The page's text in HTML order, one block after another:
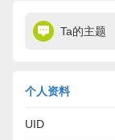
Ta的主题
个人资料
UID